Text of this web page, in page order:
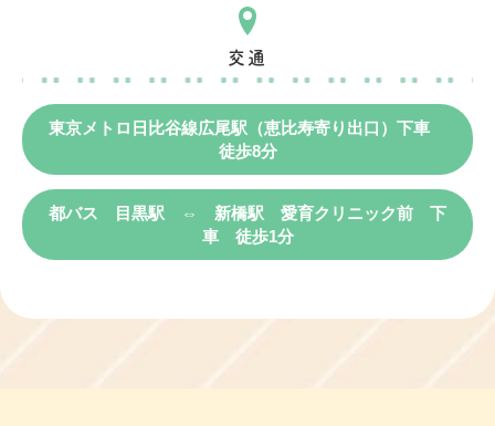
交通
東京メトロ日比谷線広尾駅（恵比寿寄り出口）下車
徒歩8分
都バス 目黒駅 ⇔ 新橋駅 愛育クリニック前 下
車 徒歩1分